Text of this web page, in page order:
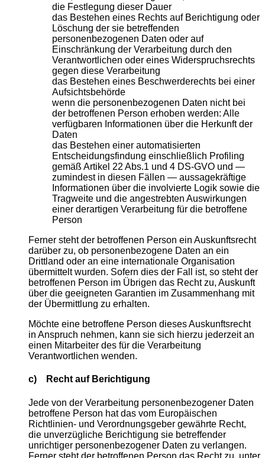
die Festlegung dieser Dauer
das Bestehen eines Rechts auf Berichtigung oder
Löschung der sie betreffenden
personenbezogenen Daten oder auf
Einschränkung der Verarbeitung durch den
Verantwortlichen oder eines Widerspruchsrechts
gegen diese Verarbeitung
das Bestehen eines Beschwerderechts bei einer
Aufsichtsbehörde
wenn die personenbezogenen Daten nicht bei
der betroffenen Person erhoben werden: Alle
verfügbaren Informationen über die Herkunft der
Daten
das Bestehen einer automatisierten
Entscheidungsfindung einschließlich Profiling
gemäß Artikel 22 Abs.1 und 4 DS-GVO und —
zumindest in diesen Fällen — aussagekräftige
Informationen über die involvierte Logik sowie die
Tragweite und die angestrebten Auswirkungen
einer derartigen Verarbeitung für die betroffene
Person
Ferner steht der betroffenen Person ein Auskunftsrecht
darüber zu, ob personenbezogene Daten an ein
Drittland oder an eine internationale Organisation
übermittelt wurden. Sofern dies der Fall ist, so steht der
betroffenen Person im Übrigen das Recht zu, Auskunft
über die geeigneten Garantien im Zusammenhang mit
der Übermittlung zu erhalten.
Möchte eine betroffene Person dieses Auskunftsrecht
in Anspruch nehmen, kann sie sich hierzu jederzeit an
einen Mitarbeiter des für die Verarbeitung
Verantwortlichen wenden.
c) Recht auf Berichtigung
Jede von der Verarbeitung personenbezogener Daten
betroffene Person hat das vom Europäischen
Richtlinien- und Verordnungsgeber gewährte Recht,
die unverzügliche Berichtigung sie betreffender
unrichtiger personenbezogener Daten zu verlangen.
Ferner steht der betroffenen Person das Recht zu, unter